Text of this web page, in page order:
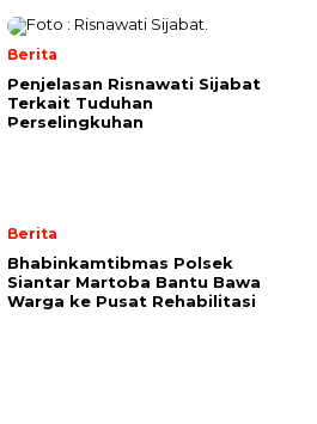
Berita
Penjelasan Risnawati Sijabat
Terkait Tuduhan
Perselingkuhan
Berita
Bhabinkamtibmas Polsek
Siantar Martoba Bantu Bawa
Warga ke Pusat Rehabilitasi